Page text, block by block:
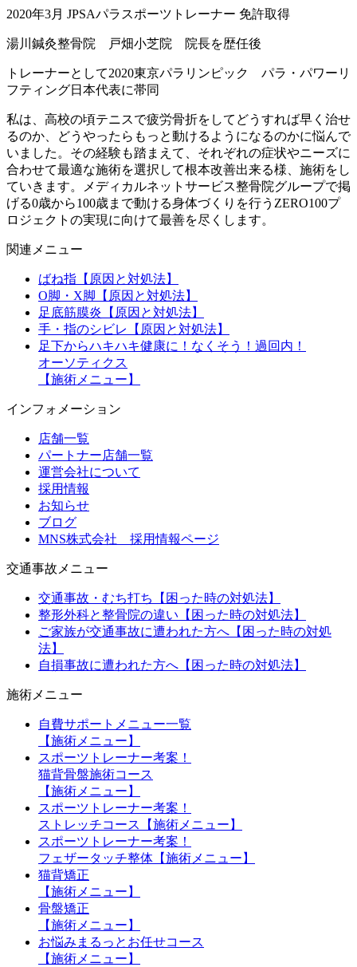
2020年3月 JPSAパラスポーツトレーナー 免許取得
湯川鍼灸整骨院 戸畑小芝院 院長を歴任後
トレーナーとして2020東京パラリンピック パラ・パワーリ
フティング日本代表に帯同
私は、高校の頃テニスで疲労骨折をしてどうすれば早く治せ
るのか、どうやったらもっと動けるようになるのかに悩んで
いました。その経験も踏まえて、それぞれの症状やニーズに
合わせて最適な施術を選択して根本改善出来る様、施術をし
ていきます。メディカルネットサービス整骨院グループで掲
げる0歳から100歳まで動ける身体づくりを行うZERO100プ
ロジェクトの実現に向けて最善を尽くします。
関連メニュー
ばね指【原因と対処法】
O脚・X脚【原因と対処法】
足底筋膜炎【原因と対処法】
手・指のシビレ【原因と対処法】
足下からハキハキ健康に！なくそう！過回内！
オーソティクス
【施術メニュー】
インフォメーション
店舗一覧
パートナー店舗一覧
運営会社について
採用情報
お知らせ
ブログ
MNS株式会社 採用情報ページ
交通事故メニュー
交通事故・むち打ち【困った時の対処法】
整形外科と整骨院の違い【困った時の対処法】
ご家族が交通事故に遭われた方へ【困った時の対処
法】
自損事故に遭われた方へ【困った時の対処法】
施術メニュー
自費サポートメニュー一覧
【施術メニュー】
スポーツトレーナー考案！
猫背骨盤施術コース
【施術メニュー】
スポーツトレーナー考案！
ストレッチコース【施術メニュー】
スポーツトレーナー考案！
フェザータッチ整体【施術メニュー】
猫背矯正
【施術メニュー】
骨盤矯正
【施術メニュー】
お悩みまるっとお任せコース
【施術メニュー】